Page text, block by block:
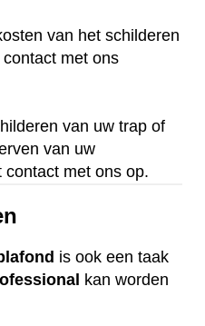
van het schilderen
met ons
van uw trap of
van uw
met ons op.
is ook een taak
kan worden